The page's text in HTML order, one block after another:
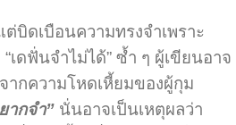
บิดเบือนความทรงจำเพราะ
ดฟั่นจำไม่ได้” ซ้ำ ๆ ผู้เขียนอาจ
ากความโหดเหี้ยมของผู้กุม
ากจำ” นั่นอาจเป็นเหตุผลว่า